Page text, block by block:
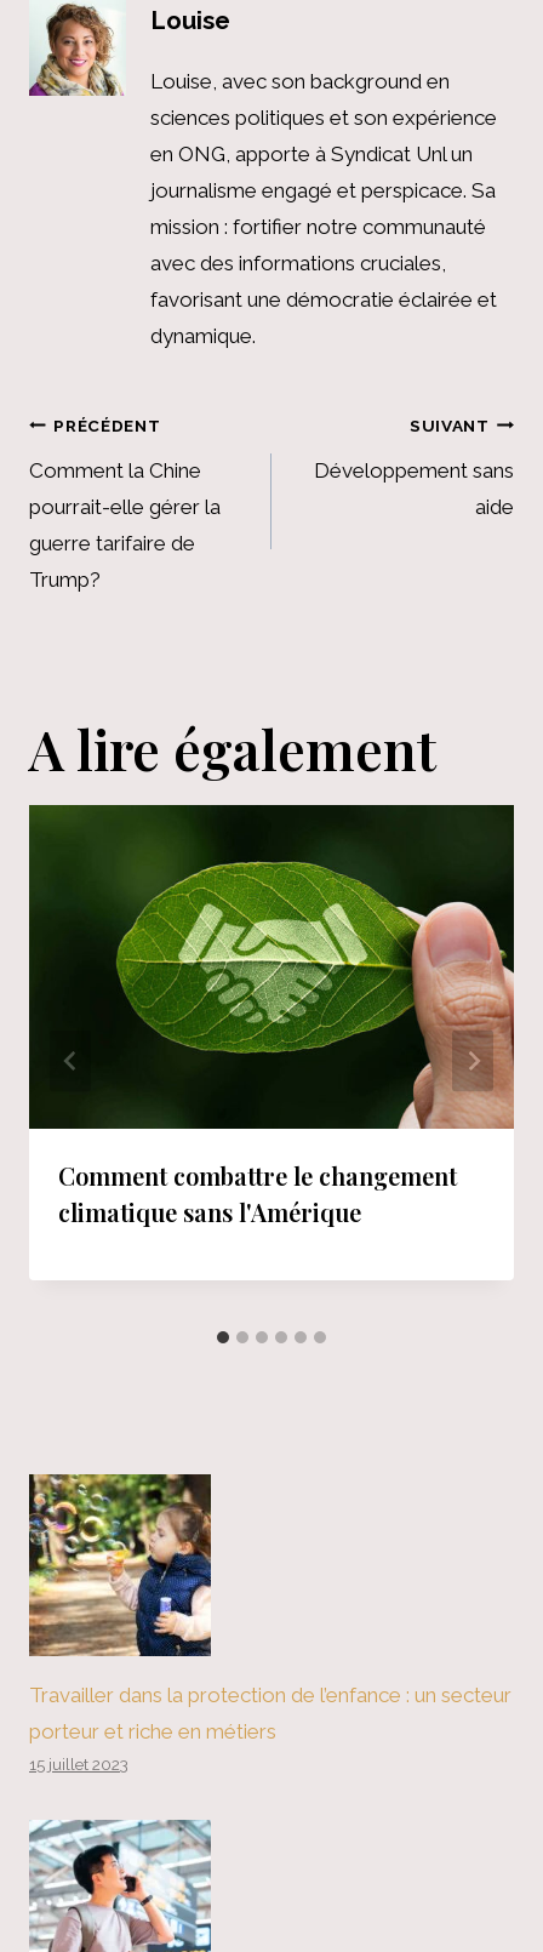
Louise
Louise, avec son background en
sciences politiques et son expérience
en ONG, apporte à Syndicat Unl un
journalisme engagé et perspicace. Sa
mission : fortifier notre communauté
avec des informations cruciales,
favorisant une démocratie éclairée et
dynamique.
Navigation
de
l’article
PRÉCÉDENT
Comment la Chine
pourrait-elle gérer la
guerre tarifaire de
Trump?
SUIVANT
Développement sans
aide
A lire également
Comment combattre le changement
climatique sans l'Amérique
Travailler dans la protection de l’enfance : un secteur
porteur et riche en métiers
15 juillet 2023